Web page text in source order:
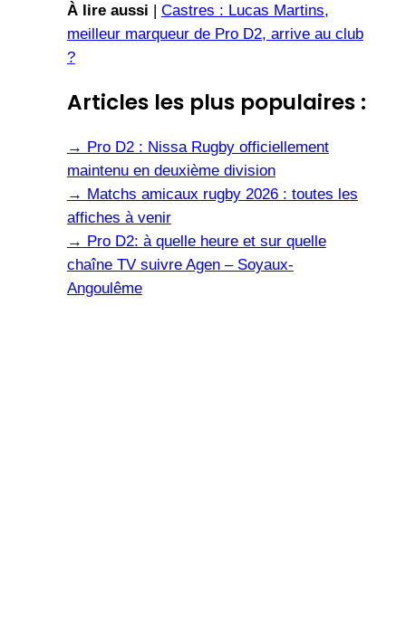
À lire aussi | Castres : Lucas Martins,
meilleur marqueur de Pro D2, arrive au club
?
Articles les plus populaires :
→ Pro D2 : Nissa Rugby officiellement
maintenu en deuxième division
→ Matchs amicaux rugby 2026 : toutes les
affiches à venir
→ Pro D2: à quelle heure et sur quelle
chaîne TV suivre Agen – Soyaux-
Angoulême